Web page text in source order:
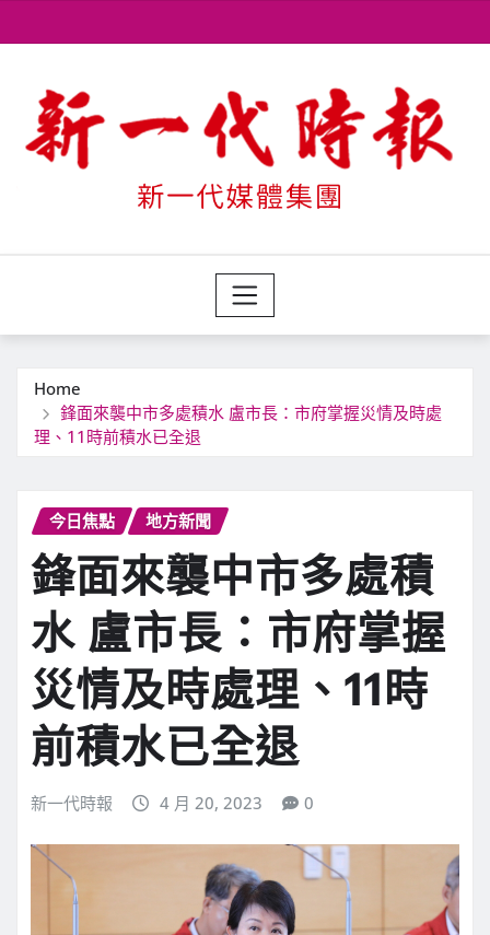
to
Home
鋒面來襲中市多處積水 盧市長：市府掌握災情及時處
理、11時前積水已全退
今日焦點 地方新聞
鋒面來襲中市多處積
水 盧市長：市府掌握
災情及時處理、11時
前積水已全退
新一代時報 4 月 20, 2023 0